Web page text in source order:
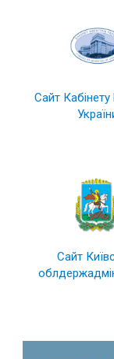
Сайт Кабінету
Сайт